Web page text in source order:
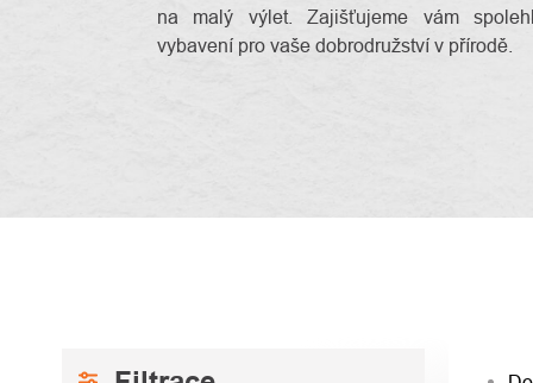
na malý výlet. Zajišťujeme vám
vybavení pro vaše dobrodružství v přírodě.
POSTRANNÍ